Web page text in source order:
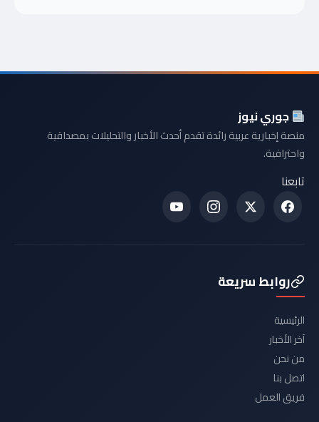
جوري نيوز
منصة إخبارية عربية رائدة تقدم أحدث الأخبار والتحليلات بمصداقية
واحترافية.
تابعنا
روابط سريعة
الرئيسية
آخر الأخبار
من نحن
اتصل بنا
فريق العمل